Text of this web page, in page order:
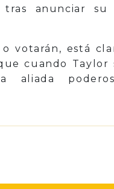
anunciar
votarán, está
cuando Taylor
aliada